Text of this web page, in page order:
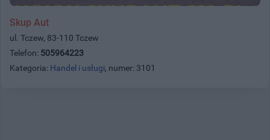
Skup Aut
ul. Tczew, 83-110 Tczew
Telefon: 505964223
Kategoria: Handel i usługi, numer: 3101